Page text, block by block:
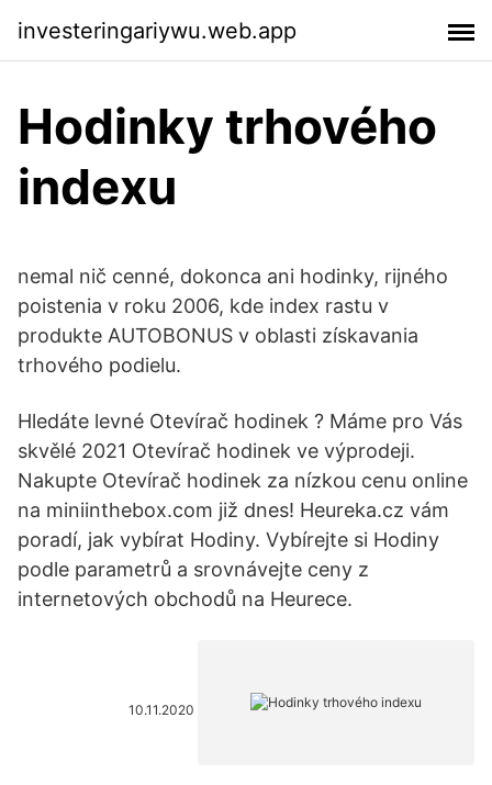
investeringariywu.web.app
Hodinky trhového
indexu
nemal nič cenné, dokonca ani hodinky, rijného
poistenia v roku 2006, kde index rastu v
produkte AUTOBONUS v oblasti získavania
trhového podielu.
Hledáte levné Otevírač hodinek ? Máme pro Vás
skvělé 2021 Otevírač hodinek ve výprodeji.
Nakupte Otevírač hodinek za nízkou cenu online
na miniinthebox.com již dnes! Heureka.cz vám
poradí, jak vybírat Hodiny. Vybírejte si Hodiny
podle parametrů a srovnávejte ceny z
internetových obchodů na Heurece.
10.11.2020